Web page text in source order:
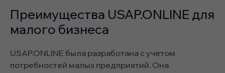
Преимущества USAP.ONLINE для
малого бизнеса
USAP.ONLINE была разработана с учетом
потребностей малых предприятий. Она